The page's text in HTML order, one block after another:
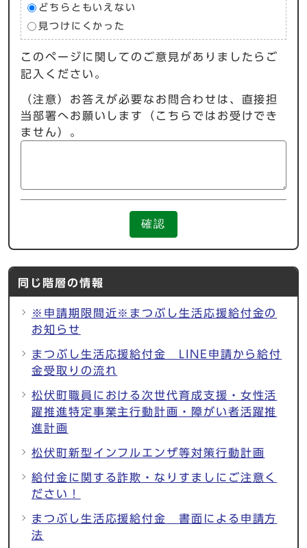
どちらともいえない
見つけにくかった
このページに関してのご意見がありましたらご
記入ください。
（注意）お答えが必要なお問合わせは、直接担
当部署へお願いします（こちらではお受けでき
ません）。
確認
同じ階層の情報
※申請期限間近※まつぶし生活応援給付金の
お知らせ
まつぶし生活応援給付金 LINE申請から給付
金受取りの流れ
松伏町職員における次世代育成支援・女性活
躍推進特定事業主行動計画・障がい者活躍推
進計画
松伏町新型インフルエンザ等対策行動計画
給付金に関する詐欺・なりすましにご注意く
ださい！
まつぶし生活応援給付金 書面による申請方
法